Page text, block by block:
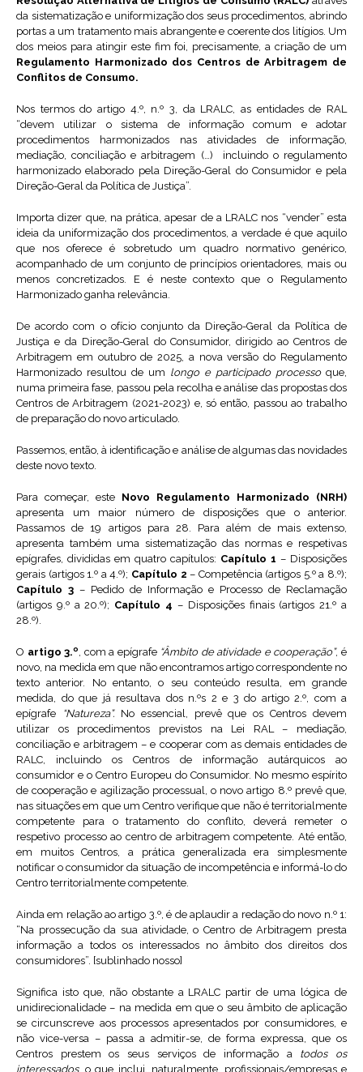
da sistematização e uniformização dos seus procedimentos, abrindo
portas a um tratamento mais abrangente e coerente dos litígios. Um
dos meios para atingir este fim foi, precisamente, a criação de um
Regulamento Harmonizado dos Centros de Arbitragem de
Conflitos de Consumo.
Nos termos do artigo 4.º, n.º 3, da LRALC, as entidades de RAL
“devem utilizar o sistema de informação comum e adotar
procedimentos harmonizados nas atividades de informação,
mediação, conciliação e arbitragem (…) incluindo o regulamento
harmonizado elaborado pela Direção-Geral do Consumidor e pela
Direção-Geral da Política de Justiça”.
Importa dizer que, na prática, apesar de a LRALC nos “vender” esta
ideia da uniformização dos procedimentos, a verdade é que aquilo
que nos oferece é sobretudo um quadro normativo genérico,
acompanhado de um conjunto de princípios orientadores, mais ou
menos concretizados. E é neste contexto que o Regulamento
Harmonizado ganha relevância.
De acordo com o ofício conjunto da Direção-Geral da Política de
Justiça e da Direção-Geral do Consumidor, dirigido ao Centros de
Arbitragem em outubro de 2025, a nova versão do Regulamento
Harmonizado resultou de um longoe participado processoque,
numa primeira fase, passou pela recolha e análise das propostas dos
Centros de Arbitragem (2021-2023) e, só então, passou ao trabalho
de preparação do novo articulado.
Passemos, então, à identificação e análise de algumas das novidades
deste novo texto.
Para começar, este Novo Regulamento Harmonizado (NRH)
apresenta um maior número de disposições que o anterior.
Passamos de 19 artigos para 28. Para além de mais extenso,
apresenta também uma sistematização das normas e respetivas
epígrafes, divididas em quatro capítulos: Capítulo 1 – Disposições
gerais (artigos 1.º a 4.º); Capítulo 2 – Competência (artigos 5.º a 8.º);
Capítulo 3 – Pedido de Informação e Processo de Reclamação
(artigos 9.º a 20.º); Capítulo 4 – Disposições finais (artigos 21.º a
28.º).
O artigo 3.º, com a epígrafe “Âmbito de atividade e cooperação”, é
novo, na medida em que não encontramos artigo correspondente no
texto anterior. No entanto, o seu conteúdo resulta, em grande
medida, do que já resultava dos n.ºs 2 e 3 do artigo 2.º, com a
epígrafe
“Natureza”.No essencial, prevê que os Centros devem
utilizar os procedimentos previstos na Lei RAL – mediação,
conciliação e arbitragem – e cooperar com as demais entidades de
RALC, incluindo os Centros de informação autárquicos ao
consumidor e o Centro Europeu do Consumidor. No mesmo espírito
de cooperação e agilização processual, o novo artigo 8.º prevê que,
nas situações em que um Centro verifique que não é territorialmente
competente para o tratamento do conflito, deverá remeter o
respetivo processo ao centro de arbitragem competente. Até então,
em muitos Centros, a prática generalizada era simplesmente
notificar o consumidor da situação de incompetência e informá-lo do
Centro territorialmente competente.
Ainda em relação ao artigo 3.º, é de aplaudir a redação do novo n.º 1:
“Na prossecução da sua atividade, o Centro de Arbitragem presta
informação a todos os interessados no âmbito dos direitos dos
consumidores”. [sublinhado nosso]
Significa isto que, não obstante a LRALC partir de uma lógica de
unidirecionalidade – na medida em que o seu âmbito de aplicação
se circunscreve aos processos apresentados por consumidores, e
não vice-versa – passa a admitir-se, de forma expressa, que os
Centros prestem os seus serviços de informação a todos os
interessados, o que inclui, naturalmente, profissionais/empresas e